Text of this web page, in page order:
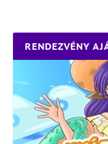
RENDEZVÉNY